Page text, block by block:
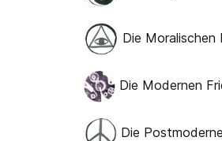
Die
Die Modernen
Die